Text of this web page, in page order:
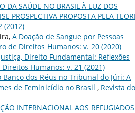
DA SAÚDE NO BRASIL À LUZ DOS
PROSPECTIVA PROPOSTA PELA
(2012)
A Doação de Sangue por Pessoas
de Direitos Humanos: v. 20 (2020)
Direito Fundamental: Reflexões
Humanos: v. 21 (2021)
Banco dos Réus no Tribunal do Júri: A
de Feminicídio no Brasil , Revista do
INTERNACIONAL AOS REFUGIADOS